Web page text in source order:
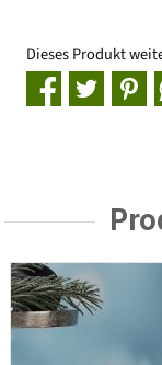
Dieses Produkt